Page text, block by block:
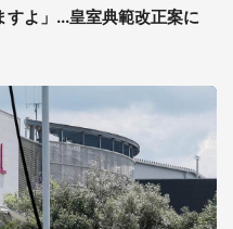
よ」...皇室典範改正案に